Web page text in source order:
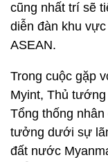
cũng nhất trí sẽ
diễn đàn khu
ASEAN.
Trong cuộc gặp
Myint, Thủ
Tổng thống
tưởng dưới sự
đất nước